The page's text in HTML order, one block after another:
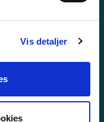
Vis detaljer